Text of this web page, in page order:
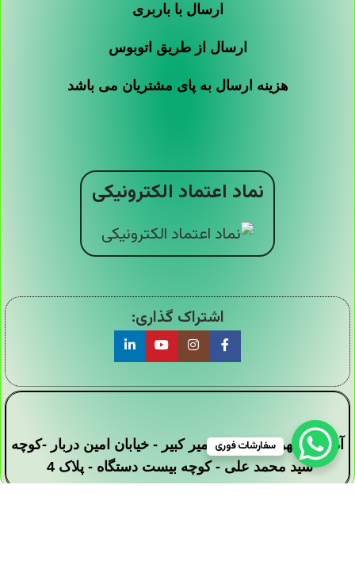
ارسال با باربری
ارسال از طریق اتوبوس
هزینه ارسال به پای مشتریان می باشد
نماد اعتماد الکترونیکی
اشتراک گذاری:
آدرس : تهران - خیابان امیر کبیر - خیابان امین دربار -کوچه
سید محمد علی - کوچه بیست دستگاه - پلاک 4
سفارشات فوری